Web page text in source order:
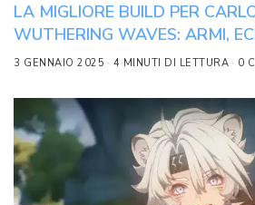
LA MIGLIORE BUILD PER
WUTHERING WAVES: ARMI,
3 GENNAIO 2025 4 MINUTI DI LETTURA 0